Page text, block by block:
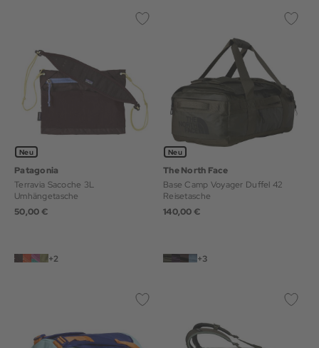
Neu
Patagonia
Terravia Sacoche 3L
Umhängetasche
50,00 €
+2
Neu
The North Face
Base Camp Voyager Duffel 42
Reisetasche
140,00 €
+3